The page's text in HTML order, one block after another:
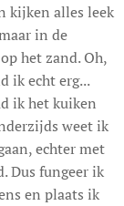
kijken alles leek
in de
het zand. Oh,
ik echt erg...
ik het kuiken
weet ik
echter met
Dus fungeer ik
en plaats ik